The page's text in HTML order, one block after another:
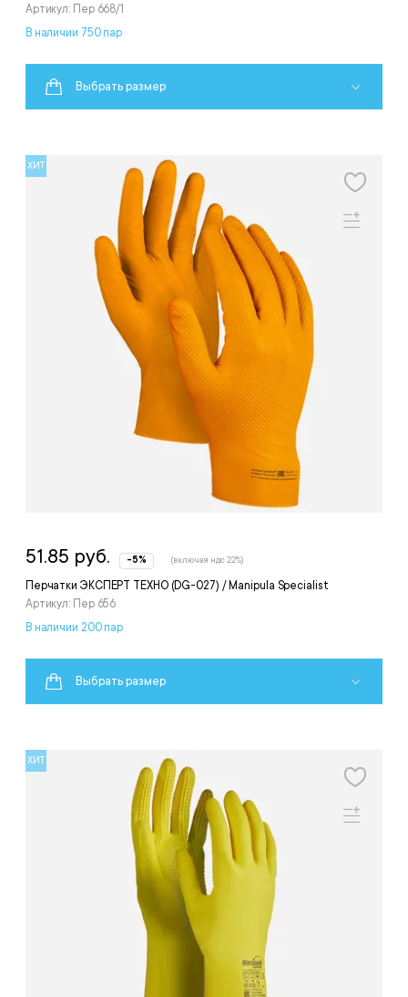
Артикул: Пер 668/1
В наличии 750 пар
Выбрать размер
ХИТ
Перчатки ЭКСПЕРТ ТЕХНО (DG-027) / Manipula Specialist
Артикул: Пер 656
51.85 руб. -5% (включая ндс 22%)
В наличии 200 пар
Выбрать размер
ХИТ